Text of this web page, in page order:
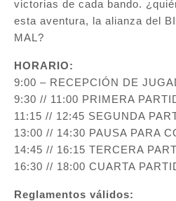
victorias de cada bando.
esta aventura, la alianza del
MAL?
HORARIO:
9:00 – RECEPCIÓN DE
9:30 // 11:00 PRIMERA
11:15 // 12:45 SEGUNDA
13:00 // 14:30 PAUSA PARA
14:45 // 16:15 TERCERA
16:30 // 18:00 CUARTA
Reglamentos válidos: